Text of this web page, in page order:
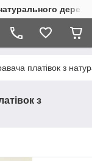
платівок з
з